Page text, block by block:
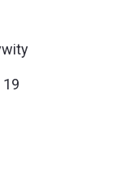
19